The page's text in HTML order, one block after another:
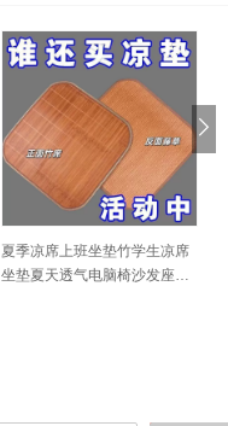
夏季凉席上班坐垫竹学生凉席
坐垫夏天透气电脑椅沙发座垫